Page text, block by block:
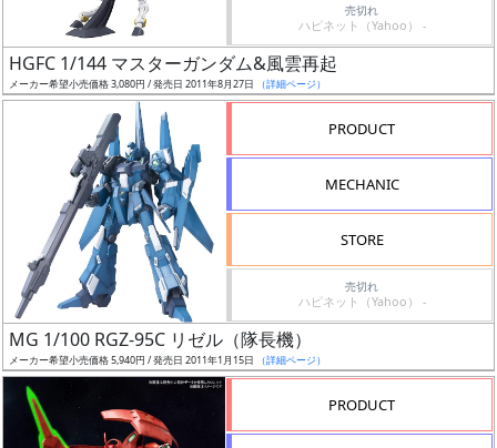
引
売切れ
ハピネット（Yahoo） -
HGFC 1/144 マスターガンダム&風雲再起
メーカー希望小売価格 3,080円 / 発売日 2011年8月27日 （詳細ページ）
PRODUCT
MECHANIC
STORE
売切れ
ハピネット（Yahoo） -
MG 1/100 RGZ-95C リゼル（隊長機）
メーカー希望小売価格 5,940円 / 発売日 2011年1月15日 （詳細ページ）
PRODUCT